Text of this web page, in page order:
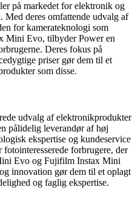
på markedet for elektronik og
Med deres omfattende udvalg af
for kamerateknologi som
Mini Evo, tilbyder Power en
Deres fokus på
priser gør dem til et
som disse.
udvalg af elektronikprodukter
pålidelig leverandør af høj
ekspertise og kundeservice
forbrugere, der
Evo og Fujifilm Instax Mini
innovation gør dem til et oplagt
og faglig ekspertise.